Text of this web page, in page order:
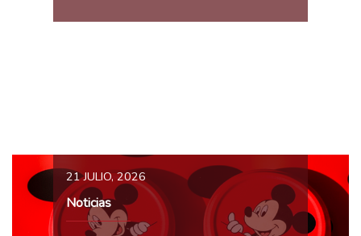
21 JULIO, 2026
Noticias